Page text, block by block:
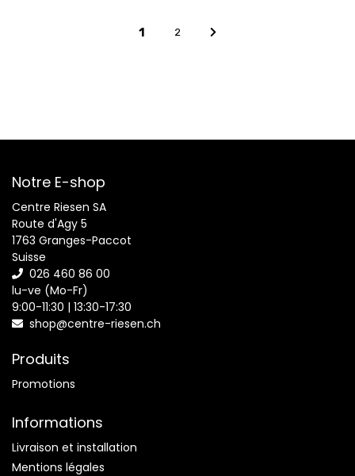
1 2
Notre E-shop
Centre Riesen SA
Route d'Agy 5
1763 Granges-Paccot
Suisse
026 460 86 00
lu-ve (Mo-Fr)
9:00-11:30 | 13:30-17:30
shop@centre-riesen.ch
Produits
Promotions
Informations
Livraison et installation
Mentions légales